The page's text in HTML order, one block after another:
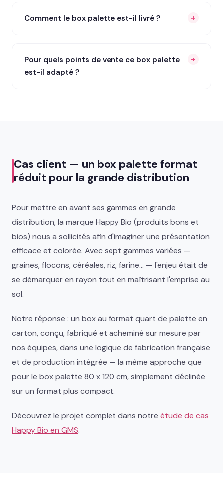
Comment le box palette est-il livré ?
Pour quels points de vente ce box palette
est-il adapté ?
Cas client — un box palette format
réduit pour la grande distribution
Pour mettre en avant ses gammes en grande
distribution, la marque Happy Bio (produits bons et
bios) nous a sollicités afin d'imaginer une présentation
efficace et colorée. Avec sept gammes variées —
graines, flocons, céréales, riz, farine… — l'enjeu était de
se démarquer en rayon tout en maîtrisant l'emprise au
sol.
Notre réponse : un box au format quart de palette en
carton, conçu, fabriqué et acheminé sur mesure par
nos équipes, dans une logique de fabrication française
et de production intégrée — la même approche que
pour le box palette 80 x 120 cm, simplement déclinée
sur un format plus compact.
Découvrez le projet complet dans notre étude de cas
Happy Bio en GMS.